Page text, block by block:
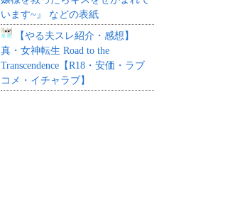
います~』 などの表紙
【やる夫スレ紹介・感想】
真・女神転生 Road to the
Transcendence【R18・安価・ラブ
コメ・イチャラブ】